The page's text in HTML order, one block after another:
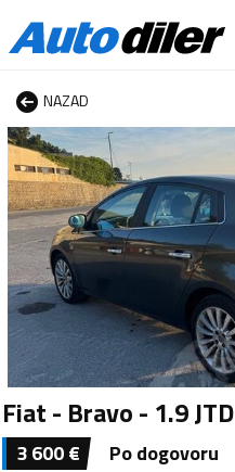
NAZAD
Fiat - Bravo - 1.9 JTD
3 600€ Po dogovoru